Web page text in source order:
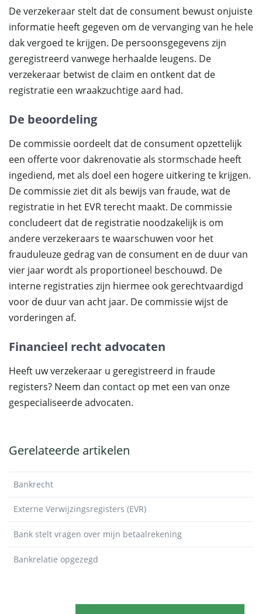
De verzekeraar stelt dat de consument bewust onjuiste
informatie heeft gegeven om de vervanging van he hele
dak vergoed te krijgen. De persoonsgegevens zijn
geregistreerd vanwege herhaalde leugens. De
verzekeraar betwist de claim en ontkent dat de
registratie een wraakzuchtige aard had.
De beoordeling
De commissie oordeelt dat de consument opzettelijk
een offerte voor dakrenovatie als stormschade heeft
ingediend, met als doel een hogere uitkering te krijgen.
De commissie ziet dit als bewijs van fraude, wat de
registratie in het EVR terecht maakt. De commissie
concludeert dat de registratie noodzakelijk is om
andere verzekeraars te waarschuwen voor het
frauduleuze gedrag van de consument en de duur van
vier jaar wordt als proportioneel beschouwd. De
interne registraties zijn hiermee ook gerechtvaardigd
voor de duur van acht jaar. De commissie wijst de
vorderingen af.
Financieel recht advocaten
Heeft uw verzekeraar u geregistreerd in fraude
registers? Neem dan contact op met een van onze
gespecialiseerde advocaten.
Gerelateerde artikelen
Bankrecht
Externe Verwijzingsregisters (EVR)
Bank stelt vragen over mijn betaalrekening
Bankrelatie opgezegd